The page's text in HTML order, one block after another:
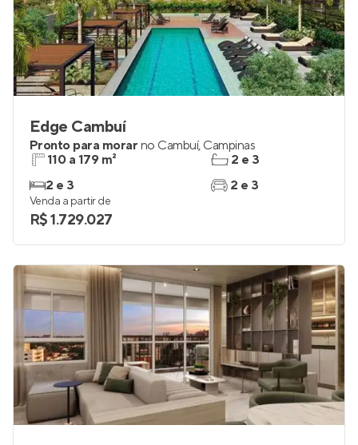
Edge Cambuí
Pronto para morar no Cambuí, Campinas
110 a 179 m²
2 e 3
2 e 3
2 e 3
Venda a partir de
R$ 1.729.027